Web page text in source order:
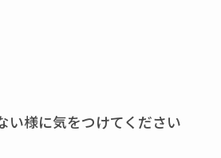
い様に気をつけてください